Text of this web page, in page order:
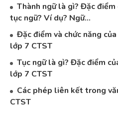
Thành ngữ là gì? Đặc điểm
tục ngữ? Ví dụ? Ngữ...
Đặc điểm và chức năng
lớp 7 CTST
Tục ngữ là gì? Đặc điểm
lớp 7 CTST
Các phép liên kết trong
CTST